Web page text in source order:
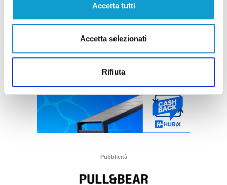
Accetta tutti
Accetta selezionati
Rifiuta
Pubblicità